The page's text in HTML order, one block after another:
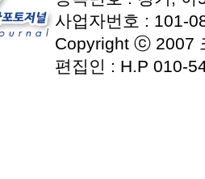
사업자번호 : 101-
Copyright ⓒ 2007
편집인 : H.P 010-